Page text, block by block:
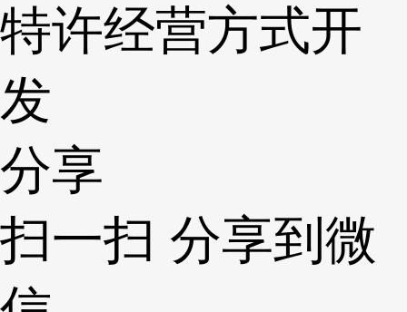
特许经营方式开
发
分享
扫一扫 分享到微